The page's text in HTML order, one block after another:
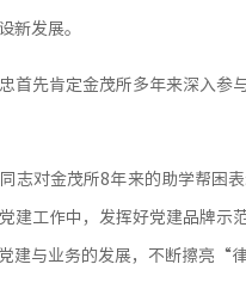
新发展。
首先肯定金茂所多年来深入
志对金茂所8年来的助学帮困
建工作中，发挥好党建品牌
建与业务的发展，不断擦亮“